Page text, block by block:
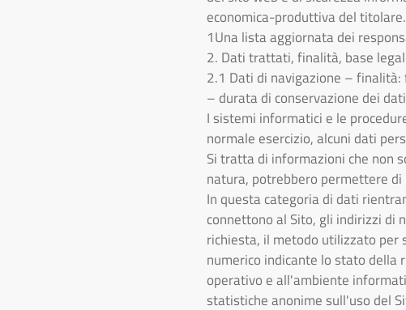
economica-produttiva del titolare.
1Una lista aggiornata dei
2. Dati trattati, finalità, base
2.1 Dati di navigazione –
– durata di conservazione dei
I sistemi informatici e le
normale esercizio, alcuni dati
Si tratta di informazioni che non
natura, potrebbero permettere
In questa categoria di dati
connettono al Sito, gli indirizzi di
richiesta, il metodo utilizzato per
numerico indicante lo stato
operativo e all'ambiente
statistiche anonime sull'uso del